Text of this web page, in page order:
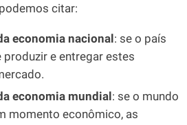
citar:
economia nacional : se o país
e entregar estes
economia mundial : se o mundo
momento econômico, as